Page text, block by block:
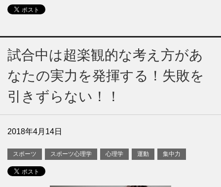
試合中は超楽観的な考え方があ
なたの実力を発揮する！失敗を
引きずらない！！
2018年4月14日
スポーツ スポーツ心理学 心理学 運動 集中力